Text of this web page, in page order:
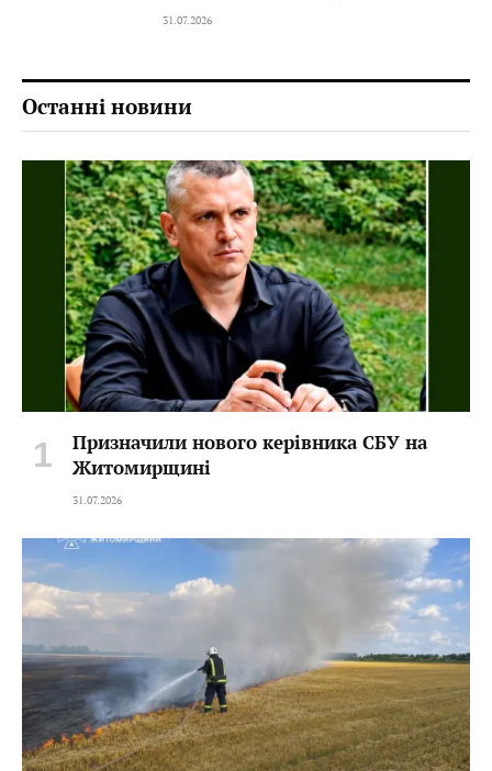
31.07.2026
Останні новини
Призначили нового керівника СБУ на
Житомирщині
31.07.2026